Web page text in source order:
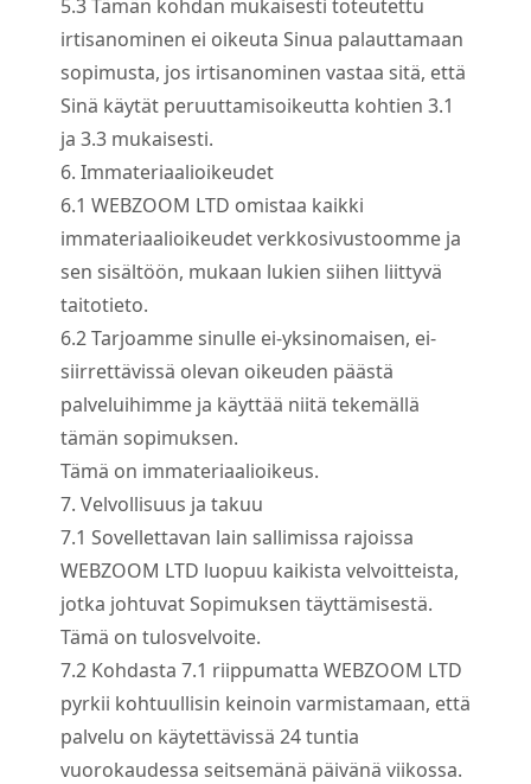
5.3Tämän kohdan mukaisesti toteutettu
irtisanominen ei oikeuta Sinua palauttamaan
sopimusta, jos irtisanominen vastaa sitä, että
Sinä käytät peruuttamisoikeutta kohtien 3.1
ja 3.3 mukaisesti.
6. Immateriaalioikeudet
6.1 WEBZOOM LTD omistaa kaikki
immateriaalioikeudet verkkosivustoomme ja
sen sisältöön, mukaan lukien siihen liittyvä
taitotieto.
6.2Tarjoamme sinulle ei-yksinomaisen, ei-
siirrettävissä olevan oikeuden päästä
palveluihimme ja käyttää niitä tekemällä
tämän sopimuksen.
Tämä on immateriaalioikeus.
7. Velvollisuus ja takuu
7.1 Sovellettavan lain sallimissa rajoissa
WEBZOOM LTD luopuu kaikista velvoitteista,
jotka johtuvat Sopimuksen täyttämisestä.
Tämä on tulosvelvoite.
7.2Kohdasta 7.1 riippumatta WEBZOOM LTD
pyrkii kohtuullisin keinoin varmistamaan, että
palvelu on käytettävissä 24 tuntia
vuorokaudessa seitsemänä päivänä viikossa.